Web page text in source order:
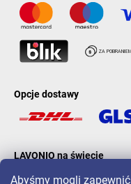
Abyśmy mogli
Opcje dostawy
LAVONIO na świecie